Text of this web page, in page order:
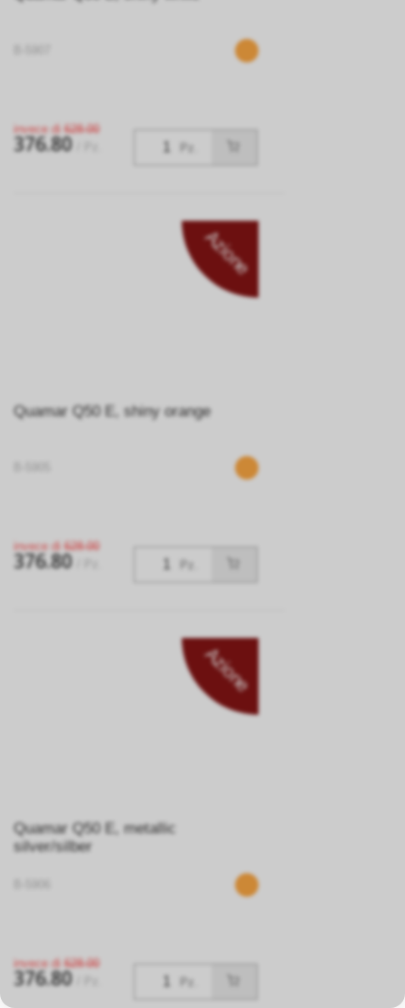
Pz.
invece di 628.00
376.80
Azione
Quamar Q50 E, shiny orange
Pz.
invece di 628.00
376.80
Azione
Quamar Q50 E, metallic
silver/silber
Pz.
invece di 628.00
376.80